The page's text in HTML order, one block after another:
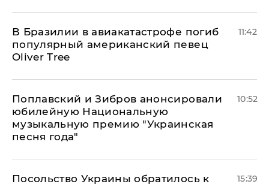
В Бразилии в авиакатастрофе погиб
популярный американский певец
Oliver Tree
11:42
Поплавский и Зибров анонсировали
юбилейную Национальную
музыкальную премию "Украинская
песня года"
10:52
Посольство Украины обратилось к
15:39